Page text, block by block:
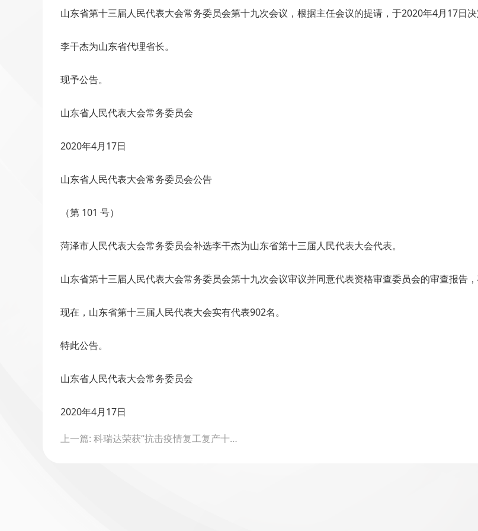
山东省第十三届人民代表大会常务委员会第十九次会议，根据主任会议的提请，于2020年4月17日决
李干杰为山东省代理省长。
现予公告。
山东省人民代表大会常务委员会
2020年4月17日
山东省人民代表大会常务委员会公告
（第 101 号）
菏泽市人民代表大会常务委员会补选李干杰为山东省第十三届人民代表大会代表。
山东省第十三届人民代表大会常务委员会第十九次会议审议并同意代表资格审查委员会的审查报告，
现在，山东省第十三届人民代表大会实有代表902名。
特此公告。
山东省人民代表大会常务委员会
2020年4月17日
navigation
上一篇: 科瑞达荣获“抗击疫情复工复产十佳解决方案”荣誉证书